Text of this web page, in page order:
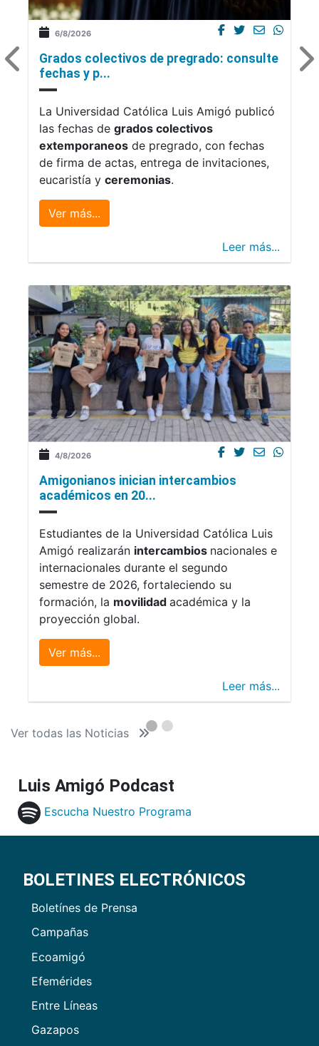
6/8/2026
Grados colectivos de pregrado: consulte
fechas y p...
La Universidad Católica Luis Amigó publicó
las fechas de grados colectivos
extemporaneos de pregrado, con fechas
de firma de actas, entrega de invitaciones,
eucaristía y ceremonias.
Ver más...
Leer más...
4/8/2026
Amigonianos inician intercambios
académicos en 20...
Estudiantes de la Universidad Católica Luis
Amigó realizarán intercambios nacionales e
internacionales durante el segundo
semestre de 2026, fortaleciendo su
formación, la movilidad académica y la
proyección global.
Ver más...
Leer más...
Ver todas las Noticias
Luis Amigó Podcast
Escucha Nuestro Programa
BOLETINES ELECTRÓNICOS
Boletínes de Prensa
Campañas
Ecoamigó
Efemérides
Entre Líneas
Gazapos